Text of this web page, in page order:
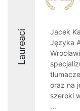
Laureaci
Jacek
Języka
oraz na
szeroki
...